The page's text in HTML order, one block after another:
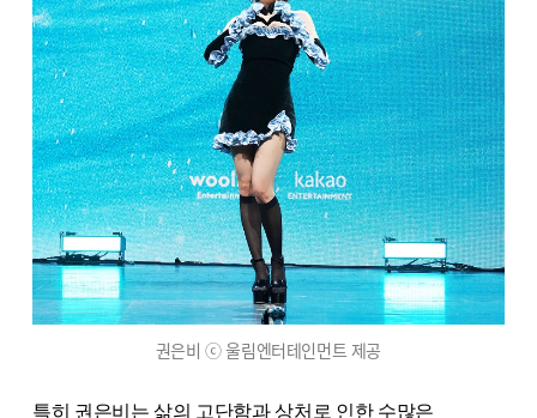
권은비 ⓒ 울림엔터테인먼트 제공
특히 권은비는 삶의 고단함과 상처로 인한 수많은